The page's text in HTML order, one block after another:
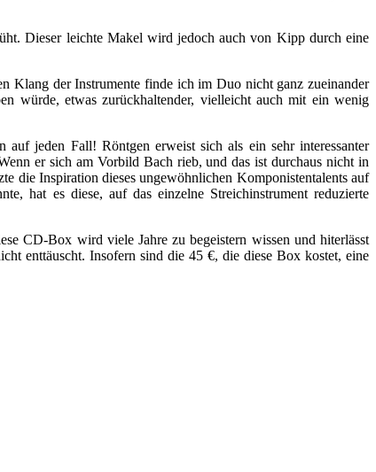
Dieser leichte Makel wird jedoch auch von Kipp durch eine
Klang der Instrumente finde ich im Duo nicht ganz zueinander
würde, etwas zurückhaltender, vielleicht auch mit ein wenig
jeden Fall! Röntgen erweist sich als ein sehr interessanter
er sich am Vorbild Bach rieb, und das ist durchaus nicht in
die Inspiration dieses ungewöhnlichen Komponistentalents auf
hat es diese, auf das einzelne Streichinstrument reduzierte
CD-Box wird viele Jahre zu begeistern wissen und hiterlässt
enttäuscht. Insofern sind die 45 €, die diese Box kostet, eine